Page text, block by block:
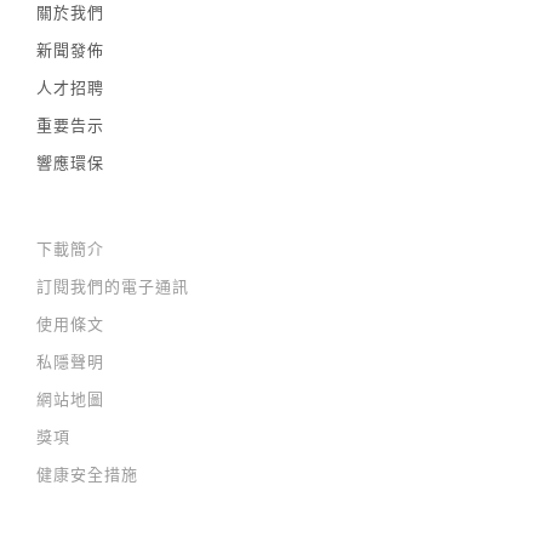
關於我們
新聞發佈
人才招聘
重要告示
響應環保
下載簡介
訂閱我們的電子通訊
使用條文
私隱聲明
網站地圖
獎項
健康安全措施